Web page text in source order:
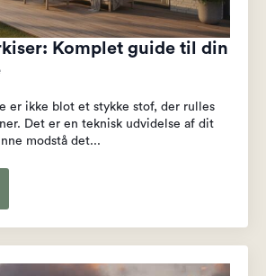
Komplet guide til din
er ikke blot et stykke stof, der rulles
Det er en teknisk udvidelse af dit
modstå det...